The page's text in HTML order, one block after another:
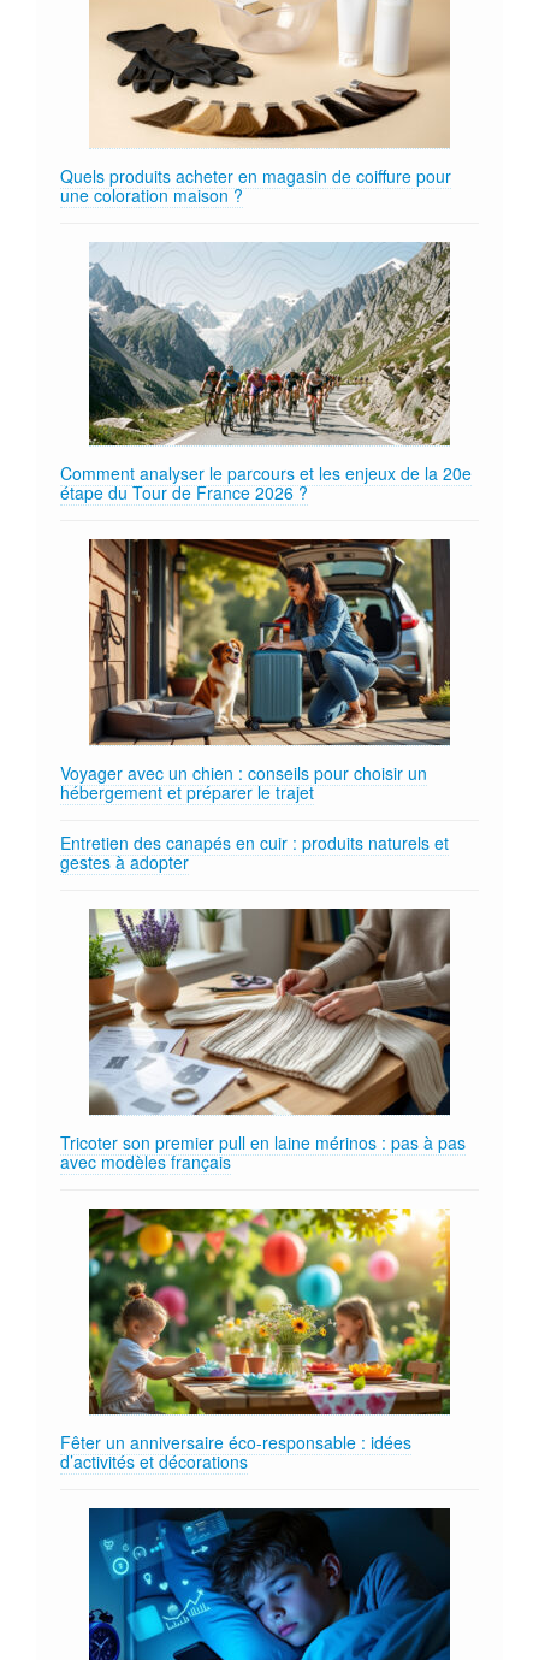
Quels produits acheter en magasin de coiffure pour
une coloration maison ?
Comment analyser le parcours et les enjeux de la 20e
étape du Tour de France 2026 ?
Voyager avec un chien : conseils pour choisir un
hébergement et préparer le trajet
Entretien des canapés en cuir : produits naturels et
gestes à adopter
Tricoter son premier pull en laine mérinos : pas à pas
avec modèles français
Fêter un anniversaire éco‑responsable : idées
d’activités et décorations